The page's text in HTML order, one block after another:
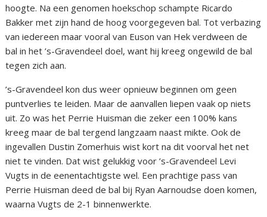
hoogte. Na een genomen hoekschop schampte Ricardo
Bakker met zijn hand de hoog voorgegeven bal. Tot verbazing
van iedereen maar vooral van Euson van Hek verdween de
bal in het ’s-Gravendeel doel, want hij kreeg ongewild de bal
tegen zich aan.
’s-Gravendeel kon dus weer opnieuw beginnen om geen
puntverlies te leiden. Maar de aanvallen liepen vaak op niets
uit. Zo was het Perrie Huisman die zeker een 100% kans
kreeg maar de bal tergend langzaam naast mikte. Ook de
ingevallen Dustin Zomerhuis wist kort na dit voorval het net
niet te vinden. Dat wist gelukkig voor ’s-Gravendeel Levi
Vugts in de eenentachtigste wel. Een prachtige pass van
Perrie Huisman deed de bal bij Ryan Aarnoudse doen komen,
waarna Vugts de 2-1 binnenwerkte.